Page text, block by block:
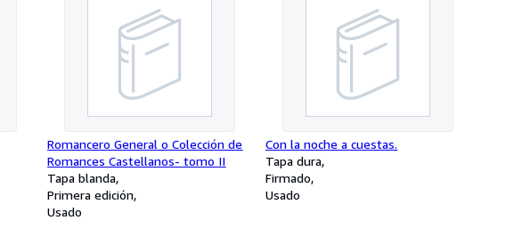
Romancero General o Colección de
Romances Castellanos- tomo II
Tapa blanda
Primera edición
Usado
Con la noche a cuestas.
Tapa dura
Firmado
Usado